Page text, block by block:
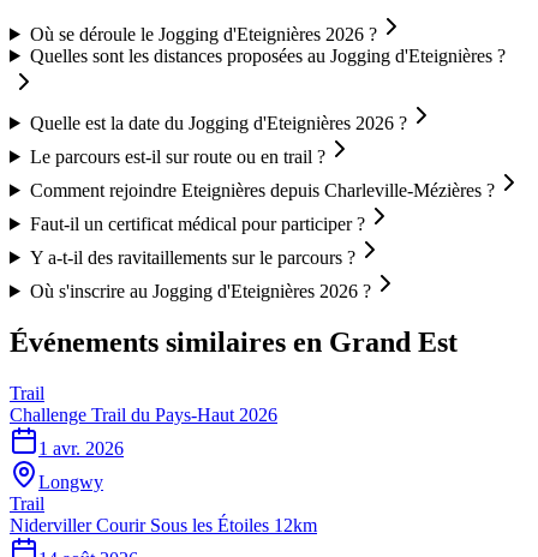
Où se déroule le Jogging d'Eteignières 2026 ?
Quelles sont les distances proposées au Jogging d'Eteignières ?
Quelle est la date du Jogging d'Eteignières 2026 ?
Le parcours est-il sur route ou en trail ?
Comment rejoindre Eteignières depuis Charleville-Mézières ?
Faut-il un certificat médical pour participer ?
Y a-t-il des ravitaillements sur le parcours ?
Où s'inscrire au Jogging d'Eteignières 2026 ?
Événements similaires en Grand Est
Trail
Challenge Trail du Pays-Haut 2026
1 avr. 2026
Longwy
Trail
Niderviller Courir Sous les Étoiles 12km